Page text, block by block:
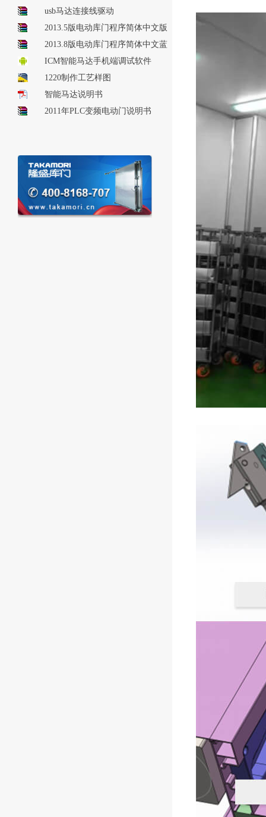
usb马达连接线驱动
2013.5版电动库门程序简体中文版
2013.8版电动库门程序简体中文蓝
牙版
ICM智能马达手机端调试软件
1220制作工艺样图
智能马达说明书
2011年PLC变频电动门说明书